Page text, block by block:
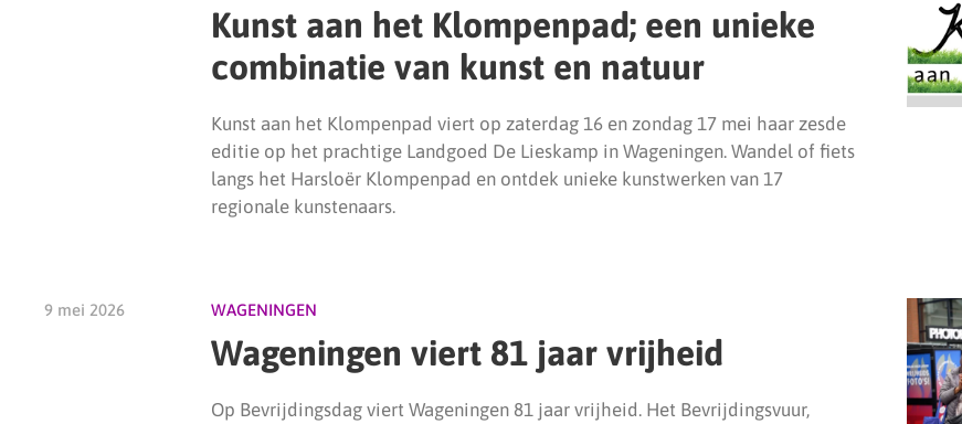
Kunst aan het Klompenpad; een unieke
combinatie van kunst en natuur
Kunst aan het Klompenpad viert op zaterdag 16 en zondag 17 mei haar zesde
editie op het prachtige Landgoed De Lieskamp in Wageningen. Wandel of fiets
langs het Harsloër Klompenpad en ontdek unieke kunstwerken van 17
regionale kunstenaars.
9 mei 2026 WAGENINGEN
Wageningen viert 81 jaar vrijheid
Op Bevrijdingsdag viert Wageningen 81 jaar vrijheid. Het Bevrijdingsvuur,